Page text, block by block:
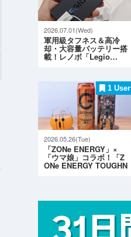
2026.07.01(Wed)
軍用級タフネス＆高冷
却・大容量バッテリー搭
載！レノボ「Legio…
1 User
2026.05.26(Tue)
「ZONe ENERGY」×
「ウマ娘」コラボ！「Z
ONe ENERGY TOUGHN